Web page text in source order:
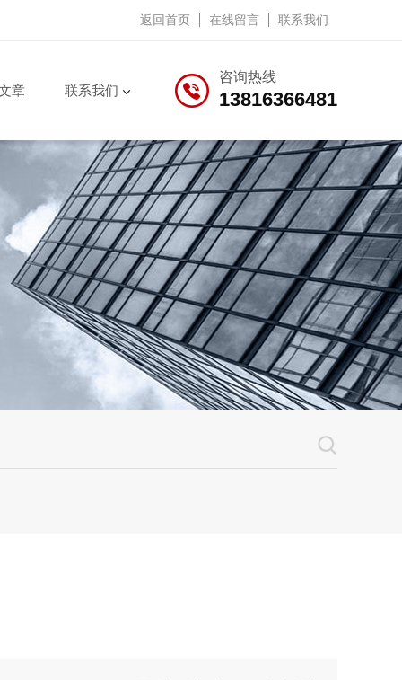
返回首页 在线留言 联系我们
咨询热线
13816366481
章 联系我们